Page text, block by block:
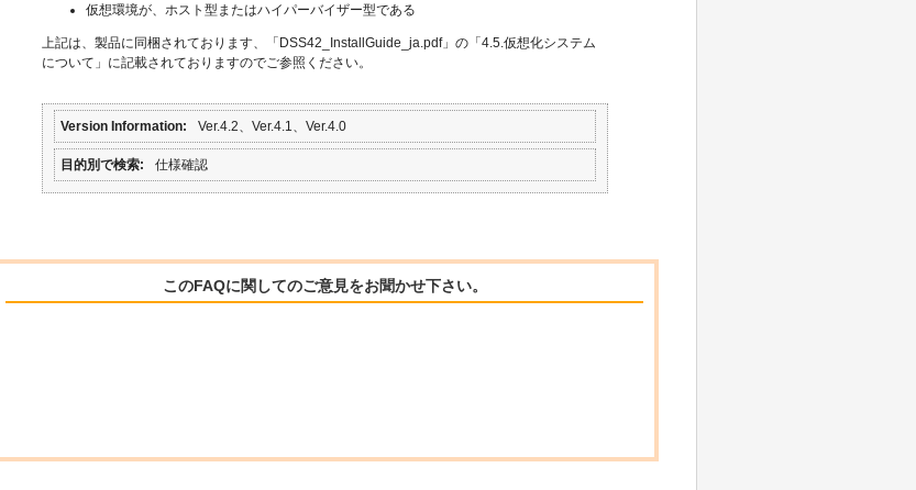
仮想環境が、ホスト型またはハイパーバイザー型である
上記は、製品に同梱されております、「DSS42_InstallGuide_ja.pdf」の「4.5.仮想化システム
について」に記載されておりますのでご参照ください。
Version Information Ver.4.2、Ver.4.1、Ver.4.0
目的別で検索 仕様確認
このFAQに関してのご意見をお聞かせ下さい。